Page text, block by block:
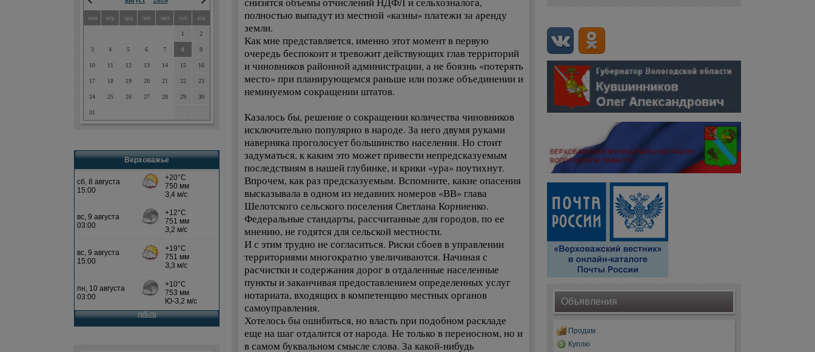
пон втр срд чет пят суб вск
1 2
3 4 5 6 7 8 9
10 11 12 13 14 15 16
17 18 19 20 21 22 23
24 25 26 27 28 29 30
31
Верховажье
полностью выпадут из местной «казны» платежи за аренду
земли.
Как мне представляется, именно этот момент в первую
очередь беспокоит и тревожит действующих глав территорий
и чиновников районной администрации, а не боязнь «потерять
место» при планирующемся раньше или позже объединении и
неминуемом сокращении штатов.
Казалось бы, решение о сокращении количества чиновников
исключительно популярно в народе. За него двумя руками
наверняка проголосует большинство населения. Но стоит
задуматься, к каким это может привести непредсказуемым
последствиям в нашей глубинке, и крики «ура» поутихнут.
Впрочем, как раз предсказуемым. Вспомните, какие опасения
высказывала в одном из недавних номеров «ВВ» глава
Шелотского сельского поселения Светлана Корниенко.
Федеральные стандарты, рассчитанные для городов, по ее
мнению, не годятся для сельской местности.
И с этим трудно не согласиться. Риски сбоев в управлении
территориями многократно увеличиваются. Начиная с
расчистки и содержания дорог в отдаленные населенные
пункты и заканчивая предоставлением определенных услуг
нотариата, входящих в компетенцию местных органов
самоуправления.
Хотелось бы ошибиться, но власть при подобном раскладе
еще на шаг отдалится от народа. Не только в переносном, но и
в самом буквальном смысле слова. За какой-нибудь
Объявления
Продам
Куплю